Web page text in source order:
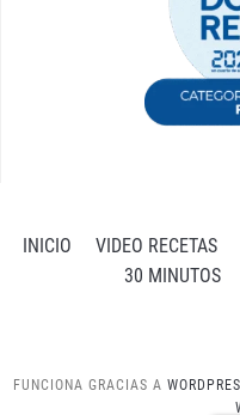
INICIO VIDEO RECETAS
30 MINUTOS
FUNCIONA GRACIAS A